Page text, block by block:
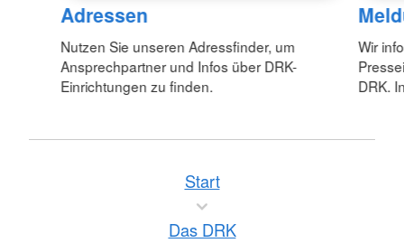
Adressen
Nutzen Sie unseren Adressfinder, um
Ansprechpartner und Infos über DRK-
Einrichtungen zu finden.
Wir
DRK.
Start
Das DRK